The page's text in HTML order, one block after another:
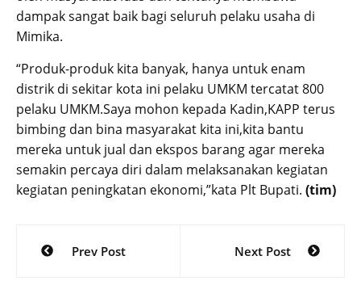
dampak sangat baik bagi seluruh pelaku usaha di
Mimika.
“Produk-produk kita banyak, hanya untuk enam
distrik di sekitar kota ini pelaku UMKM tercatat 800
pelaku UMKM.Saya mohon kepada Kadin,KAPP terus
bimbing dan bina masyarakat kita ini,kita bantu
mereka untuk jual dan ekspos barang agar mereka
semakin percaya diri dalam melaksanakan kegiatan
kegiatan peningkatan ekonomi,”kata Plt Bupati. (tim)
Post
navigation
Prev Post Next Post